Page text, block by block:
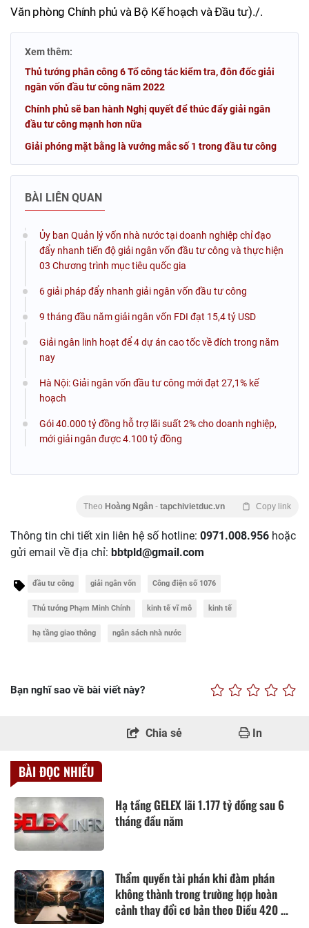
Văn phòng Chính phủ và Bộ Kế hoạch và Đầu tư)./.
Xem thêm:
Thủ tướng phân công 6 Tổ công tác kiểm tra, đôn đốc giải
ngân vốn đầu tư công năm 2022
Chính phủ sẽ ban hành Nghị quyết để thúc đẩy giải ngân
đầu tư công mạnh hơn nữa
Giải phóng mặt bằng là vướng mắc số 1 trong đầu tư công
BÀI LIÊN QUAN
Ủy ban Quản lý vốn nhà nước tại doanh nghiệp chỉ đạo
đẩy nhanh tiến độ giải ngân vốn đầu tư công và thực hiện
03 Chương trình mục tiêu quốc gia
6 giải pháp đẩy nhanh giải ngân vốn đầu tư công
9 tháng đầu năm giải ngân vốn FDI đạt 15,4 tỷ USD
Giải ngân linh hoạt để 4 dự án cao tốc về đích trong năm
nay
Hà Nội: Giải ngân vốn đầu tư công mới đạt 27,1% kế
hoạch
Gói 40.000 tỷ đồng hỗ trợ lãi suất 2% cho doanh nghiệp,
mới giải ngân được 4.100 tỷ đồng
Theo Hoàng Ngân - tapchivietduc.vn Copy link
Thông tin chi tiết xin liên hệ số hotline: 0971.008.956 hoặc
gửi email về địa chỉ: bbtpld@gmail.com
đầu tư công giải ngân vốn Công điện số 1076
Thủ tướng Phạm Minh Chính kinh tế vĩ mô kinh tế
hạ tầng giao thông ngân sách nhà nước
Bạn nghĩ sao về bài viết này?
Chia sẻ In
BÀI ĐỌC NHIỀU
Hạ tầng GELEX lãi 1.177 tỷ đồng sau 6
tháng đầu năm
Thẩm quyền tài phán khi đàm phán
không thành trong trường hợp hoàn
cảnh thay đổi cơ bản theo Điều 420 Bộ